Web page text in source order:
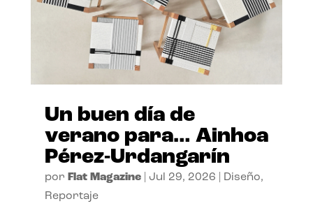
Un buen día de
verano para… Ainhoa
Pérez-Urdangarín
por Flat Magazine| Jul 29, 2026 Diseño,
Reportaje